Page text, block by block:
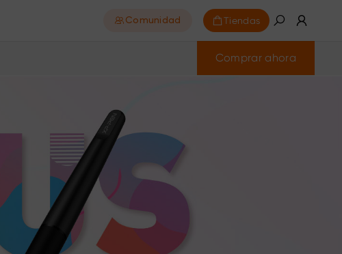
Comunidad Tiendas
Comprar ahora